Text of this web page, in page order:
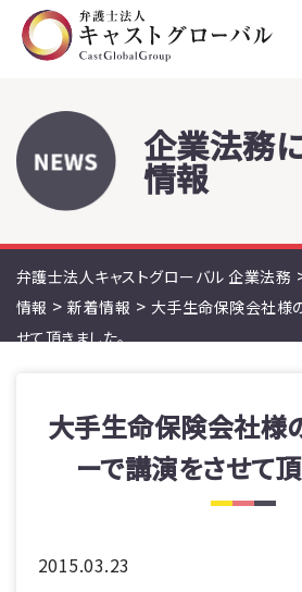
企業法務
情報
弁護士法人キャストグローバル 企業法務
情報 >新着情報 > 大手生命保険会社様
せて頂きました。
大手生命保険会社様
ーで講演をさせて頂
2015.03.23